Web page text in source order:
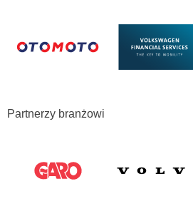
Partnerzy branżowi